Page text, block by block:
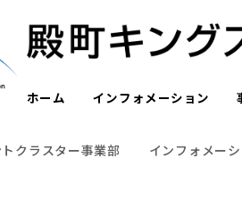
ホーム インフォメーション
クラスター事業部 インフォメー